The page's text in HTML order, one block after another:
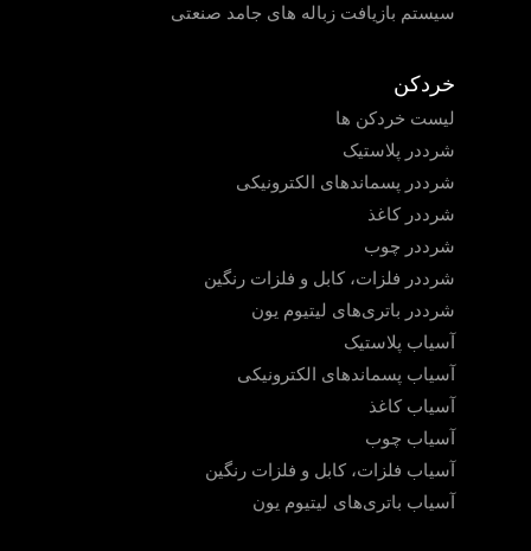
سیستم بازیافت زباله های جامد صنعتی
خردکن
لیست خردکن ها
شرددر پلاستیک
شرددر پسماندهای الکترونیکی
شرددر کاغذ
شرددر چوب
شرددر فلزات، کابل و فلزات رنگین
شرددر باتری‌های لیتیوم یون
آسیاب پلاستیک
آسیاب پسماندهای الکترونیکی
آسیاب کاغذ
آسیاب چوب
آسیاب فلزات، کابل و فلزات رنگین
آسیاب باتری‌های لیتیوم یون